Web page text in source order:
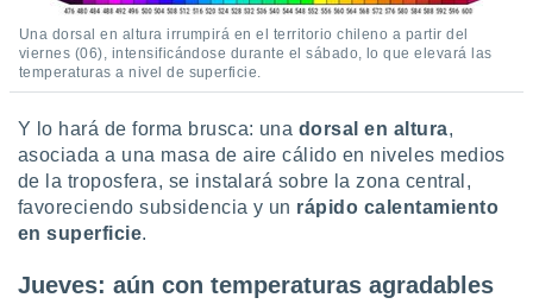
similares
como
sitio
IP
posible
Una dorsal en altura irrumpirá en el territorio chileno a partir del
viernes (06), intensificándose durante el sábado, lo que elevará las
temperaturas a nivel de superficie.
Y lo hará de forma brusca: una dorsal en altura,
asociada a una masa de aire cálido en niveles medios
de la troposfera, se instalará sobre la zona central,
favoreciendo subsidencia y un rápido calentamiento
en superficie.
Jueves: aún con temperaturas agradables